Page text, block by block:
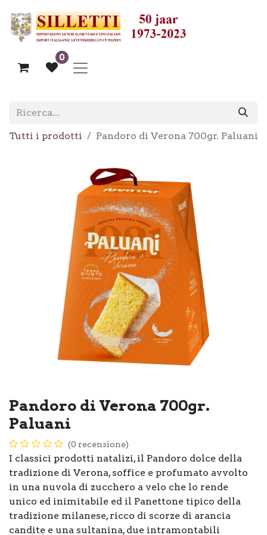
0
Tutti i prodotti Pandoro di Verona 700gr. Paluani
Pandoro di Verona 700gr.
Paluani
(0 recensione)
I classici prodotti natalizi, il Pandoro dolce della
tradizione di Verona, soffice e profumato avvolto
in una nuvola di zucchero a velo che lo rende
unico ed inimitabile ed il Panettone tipico della
tradizione milanese, ricco di scorze di arancia
candite e una sultanina, due intramontabili